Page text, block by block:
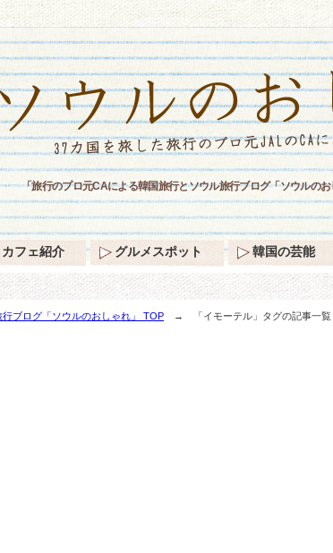
ブログ「ソウルのおしゃれ」 TOP → 「イモーテル」タグの記事一覧
「旅行のプロ元CAによる韓国旅行とソウル旅行ブログ「ソウルの
カフェ紹介 グルメスポット 韓国の芸能